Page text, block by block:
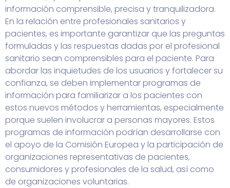
información comprensible, precisa y tranquilizadora.
En la relación entre profesionales sanitarios y
pacientes, es importante garantizar que las preguntas
formuladas y las respuestas dadas por el profesional
sanitario sean comprensibles para el paciente. Para
abordar las inquietudes de los usuarios y fortalecer su
confianza, se deben implementar programas de
información para familiarizar a los pacientes con
estos nuevos métodos y herramientas, especialmente
porque suelen involucrar a personas mayores. Estos
programas de información podrían desarrollarse con
el apoyo de la Comisión Europea y la participación de
organizaciones representativas de pacientes,
consumidores y profesionales de la salud, así como
de organizaciones voluntarias.